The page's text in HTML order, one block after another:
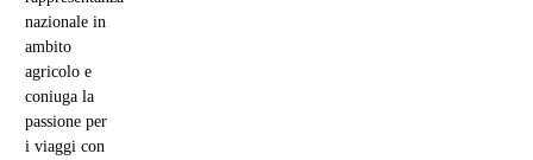
nazionale in
ambito
agricolo e
coniuga la
passione per
i viaggi con